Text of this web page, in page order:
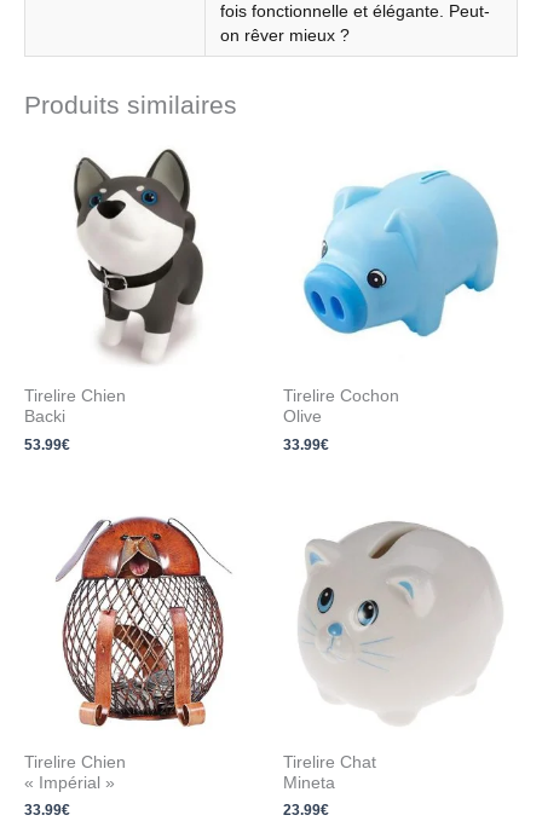
fois fonctionnelle et élégante. Peut-
on rêver mieux ?
Produits similaires
Tirelire Chien
Backi
53.99€
Tirelire Cochon
Olive
33.99€
Tirelire Chien
« Impérial »
33.99€
Tirelire Chat
Mineta
23.99€